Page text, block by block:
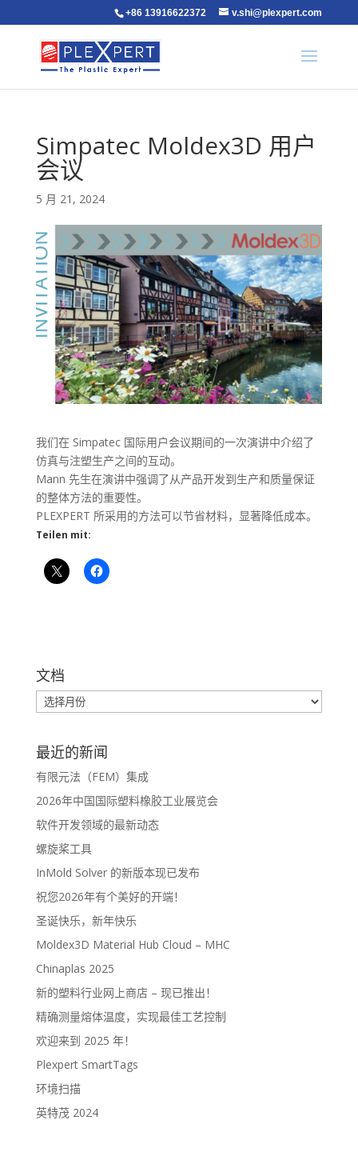
+86 13916622372 v.shi@plexpert.com
Simpatec Moldex3D 用户
会议
5 月 21, 2024
我们在 Simpatec 国际用户会议期间的一次演讲中介绍了
仿真与注塑生产之间的互动。
Mann 先生在演讲中强调了从产品开发到生产和质量保证
的整体方法的重要性。
PLEXPERT 所采用的方法可以节省材料，显著降低成本。
Teilen mit:
文档
最近的新闻
有限元法（FEM）集成
2026年中国国际塑料橡胶工业展览会
软件开发领域的最新动态
螺旋桨工具
InMold Solver 的新版本现已发布
祝您2026年有个美好的开端！
圣诞快乐，新年快乐
Moldex3D Material Hub Cloud – MHC
Chinaplas 2025
新的塑料行业网上商店 – 现已推出！
精确测量熔体温度，实现最佳工艺控制
欢迎来到 2025 年！
Plexpert SmartTags
环境扫描
英特茂 2024